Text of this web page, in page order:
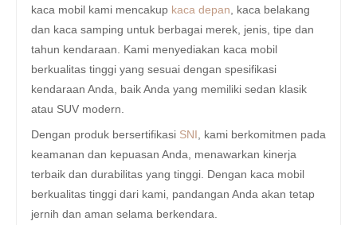
kaca mobil kami mencakup kaca depan , kaca belakang
dan kaca samping untuk berbagai merek, jenis, tipe dan
tahun kendaraan. Kami menyediakan kaca mobil
berkualitas tinggi yang sesuai dengan spesifikasi
kendaraan Anda, baik Anda yang memiliki sedan klasik
atau SUV modern.
Dengan produk bersertifikasi SNI
, kami berkomitmen pada
keamanan dan kepuasan Anda, menawarkan kinerja
terbaik dan durabilitas yang tinggi. Dengan kaca mobil
berkualitas tinggi dari kami, pandangan Anda akan tetap
jernih dan aman selama berkendara.